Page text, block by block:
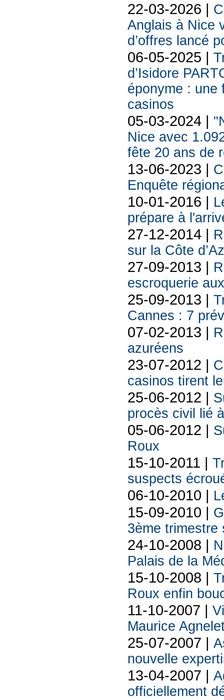
22-03-2026 |
Anglais à Nice
d’offres lancé
06-05-2025 |
d’Isidore
éponyme : une
casinos
05-03-2024 |
Nice avec
fête 20 ans de
13-06-2023 |
Enquête
10-01-2016 |
prépare à
27-12-2014 |
sur la Côte
27-09-2013 |
escroquerie
25-09-2013 |
Cannes : 7
07-02-2013 |
azuréens
23-07-2012 |
casinos tirent
25-06-2012 |
procès civil lié
05-06-2012 |
Roux
15-10-2011 |
suspects
06-10-2010 |
15-09-2010 |
3ème trimestre
24-10-2008 |
Palais de la
15-10-2008 |
Roux enfin
11-10-2007 |
Maurice
25-07-2007 |
nouvelle
13-04-2007 |
officiellement